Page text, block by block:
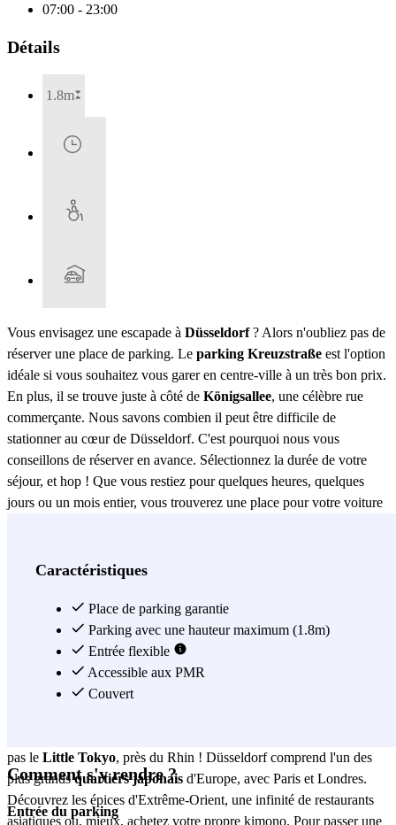
07:00 - 23:00
Détails
1.8m
Vous envisagez une escapade à Düsseldorf? Alors n'oubliez pas de
réserver une place de parking. Le parking Kreuzstraße est l'option
idéale si vous souhaitez vous garer en centre-ville à un très bon prix.
En plus, il se trouve juste à côté de Königsallee, une célèbre rue
commerçante. Nous savons combien il peut être difficile de
stationner au cœur de Düsseldorf. C'est pourquoi nous vous
conseillons de réserver en avance. Sélectionnez la durée de votre
séjour, et hop ! Que vous restiez pour quelques heures, quelques
jours ou un mois entier, vous trouverez une place pour votre voiture
la Deutschen Bundesbank
pour tous les goûts et tous les budgets ! Vous pouvez vous promener
sur la célèbre Königsallee(aussi connue comme"Kö"). Il s'agit d'un
véritable paradis pour accros au shopping - un temple de la mode,
fourni en grandes marques, petites boutiques, bijouteries et centres
commerciaux. Si vous avez besoin de faire une pause, choisissez
pas le Little Tokyo, près du Rhin ! Düsseldorf comprend l'un des
plus grandsquartiers japonais d'Europe, avec Paris et Londres.
Découvrez les épices d'Extrême-Orient, une infinité de restaurants
asiatiques ou, mieux, achetez votre propre kimono. Pour passer une
Caractéristiques
Place de parking garantie
Parking avec une hauteur maximum (1.8m)
Entrée flexible
Accessible aux PMR
Couvert
Comment s'y rendre ?
Entrée du parking